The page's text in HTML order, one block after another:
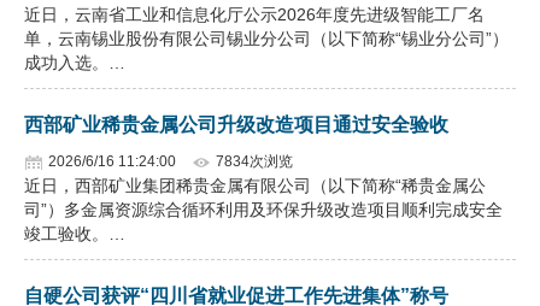
近日，云南省工业和信息化厅公示2026年度先进级智能工厂名
单，云南锡业股份有限公司锡业分公司（以下简称“锡业分公司”）
成功入选。…
西部矿业稀贵金属公司升级改造项目通过安全验收
2026/6/16 11:24:00 7834次浏览
近日，西部矿业集团稀贵金属有限公司（以下简称“稀贵金属公
司”）多金属资源综合循环利用及环保升级改造项目顺利完成安全
竣工验收。…
自硬公司获评“四川省就业促进工作先进集体”称号